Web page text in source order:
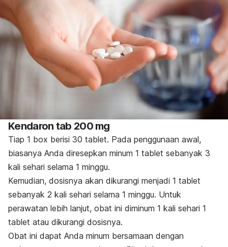
Kendaron tab 200 mg
Tiap 1 box berisi 30 tablet. Pada penggunaan awal,
biasanya Anda diresepkan minum 1 tablet sebanyak 3
kali sehari selama 1 minggu.
Kemudian, dosisnya akan dikurangi menjadi 1 tablet
sebanyak 2 kali sehari selama 1 minggu. Untuk
perawatan lebih lanjut, obat ini diminum 1 kali sehari 1
tablet atau dikurangi dosisnya.
Obat ini dapat Anda minum bersamaan dengan